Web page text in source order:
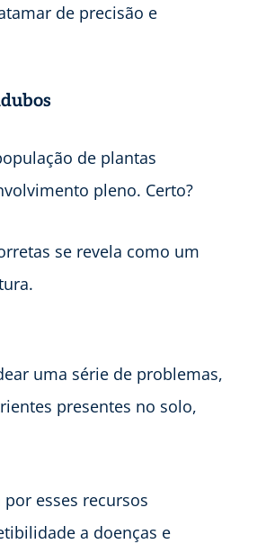
de precisão e
de plantas
pleno. Certo?
se revela como um
uma série de problemas,
presentes no solo,
esses recursos
a doenças e